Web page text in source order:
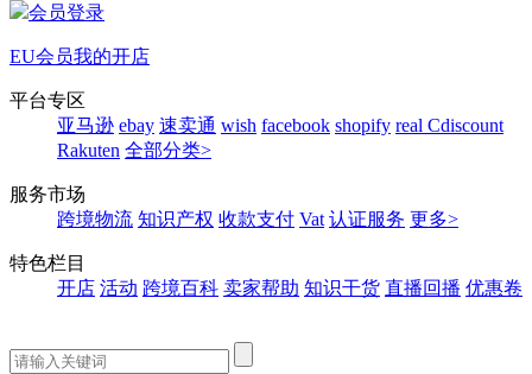
会员登录
EU会员我的开店
平台专区
亚马逊 ebay 速卖通 wish facebook shopify real Cdiscount
Rakuten 全部分类>
服务市场
跨境物流 知识产权 收款支付 Vat 认证服务 更多>
特色栏目
开店 活动 跨境百科 卖家帮助 知识干货 直播回播 优惠卷